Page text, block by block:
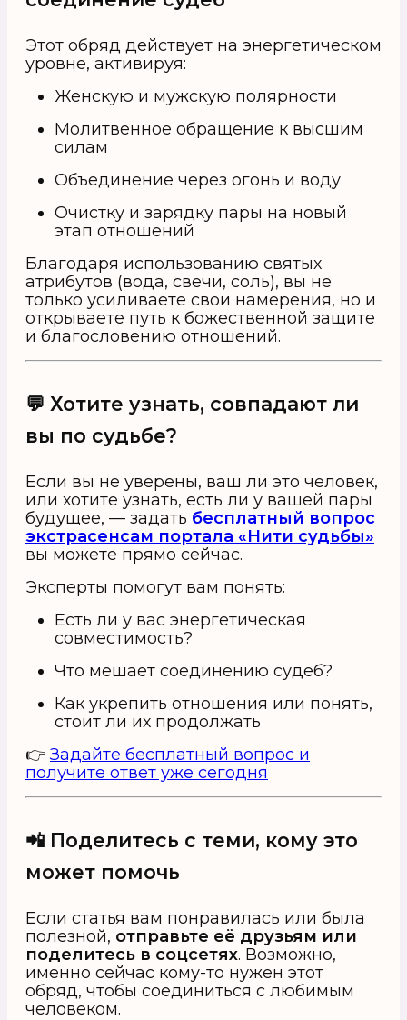
Этот обряд действует на энергетическом
уровне, активируя:
Женскую и мужскую полярности
Молитвенное обращение к высшим
силам
Объединение через огонь и воду
Очистку и зарядку пары на новый
этап отношений
Благодаря использованию святых
атрибутов (вода, свечи, соль), вы не
только усиливаете свои намерения, но и
открываете путь к божественной защите
и благословению отношений.
💬 Хотите узнать, совпадают ли
вы по судьбе?
Если вы не уверены, ваш ли это человек,
или хотите узнать, есть ли у вашей пары
будущее, — задать бесплатный вопрос
экстрасенсам портала «Нити судьбы»
вы можете прямо сейчас.
Эксперты помогут вам понять:
Есть ли у вас энергетическая
совместимость?
Что мешает соединению судеб?
Как укрепить отношения или понять,
стоит ли их продолжать
👉 Задайте бесплатный вопрос и
получите ответ уже сегодня
📲 Поделитесь с теми, кому это
может помочь
Если статья вам понравилась или была
полезной, отправьте её друзьям или
поделитесь в соцсетях. Возможно,
именно сейчас кому-то нужен этот
обряд, чтобы соединиться с любимым
человеком.